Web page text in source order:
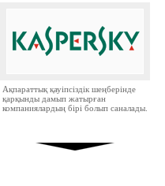
Ақпараттық қауіпсіздік шеңберінде
қарқынды дамып жатырған
компаниялардың бірі болып саналады.